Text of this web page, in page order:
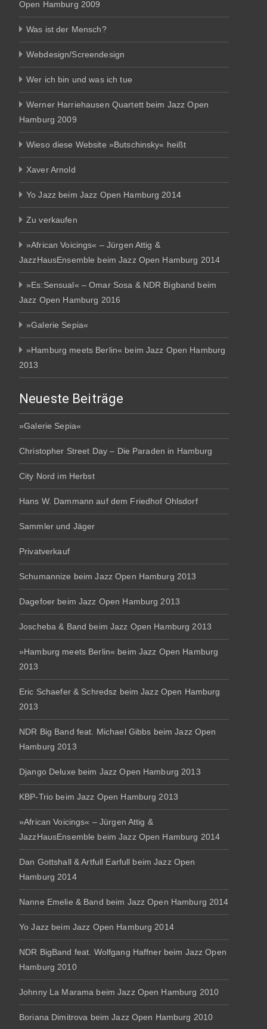
Open Hamburg 2009
Was ist der Mensch?
Webdesign/Screendesign
Wer ich bin und was ich tue
Werner Harriehausen Quartett beim Jazz Open
Hamburg 2009
Wieso diese Website »Butschinsky« heißt
Xaver Arnold
Yo Jazz beim Jazz Open Hamburg 2014
Zu verkaufen
»African Voicings« – Jürgen Attig &
JazzHausEnsemble beim Jazz Open Hamburg 2014
»Es:Sensual« – Omar Sosa & NDR Bigband beim
Jazz Open Hamburg 2016
»Galerie Sepia«
»Hamburg meets Berlin« beim Jazz Open Hamburg
2013
Neueste Beiträge
»Galerie Sepia«
Christopher Street Day – Die Paraden in Hamburg
City Nord im Herbst
Hans W. Dammann auf dem Friedhof Ohlsdorf
Sammler und Jäger
Privatverkauf
Schumannize beim Jazz Open Hamburg 2013
Dagefoer beim Jazz Open Hamburg 2013
Joscheba & Band beim Jazz Open Hamburg 2013
»Hamburg meets Berlin« beim Jazz Open Hamburg
2013
Eric Schaefer & Schredsz beim Jazz Open Hamburg
2013
NDR Big Band feat. Michael Gibbs beim Jazz Open
Hamburg 2013
Django Deluxe beim Jazz Open Hamburg 2013
KBP-Trio beim Jazz Open Hamburg 2013
»African Voicings« – Jürgen Attig &
JazzHausEnsemble beim Jazz Open Hamburg 2014
Dan Gottshall & Artfull Earfull beim Jazz Open
Hamburg 2014
Nanne Emelie & Band beim Jazz Open Hamburg 2014
Yo Jazz beim Jazz Open Hamburg 2014
NDR BigBand feat. Wolfgang Haffner beim Jazz Open
Hamburg 2010
Johnny La Marama beim Jazz Open Hamburg 2010
Boriana Dimitrova beim Jazz Open Hamburg 2010